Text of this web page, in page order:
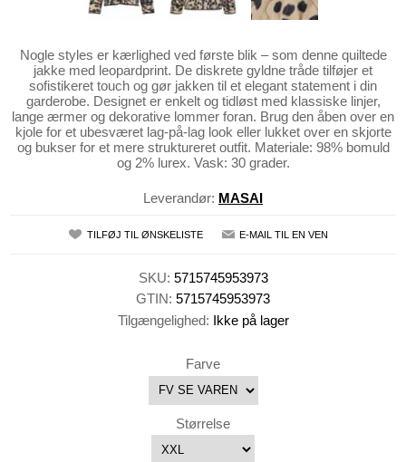
Nogle styles er kærlighed ved første blik – som denne quiltede
jakke med leopardprint. De diskrete gyldne tråde tilføjer et
sofistikeret touch og gør jakken til et elegant statement i din
garderobe. Designet er enkelt og tidløst med klassiske linjer,
lange ærmer og dekorative lommer foran. Brug den åben over en
kjole for et ubesværet lag-på-lag look eller lukket over en skjorte
og bukser for et mere struktureret outfit. Materiale: 98% bomuld
og 2% lurex. Vask: 30 grader.
Leverandør: MASAI
TILFØJ TIL ØNSKELISTE E-MAIL TIL EN VEN
SKU: 5715745953973
GTIN: 5715745953973
Tilgængelighed: Ikke på lager
Farve
Størrelse